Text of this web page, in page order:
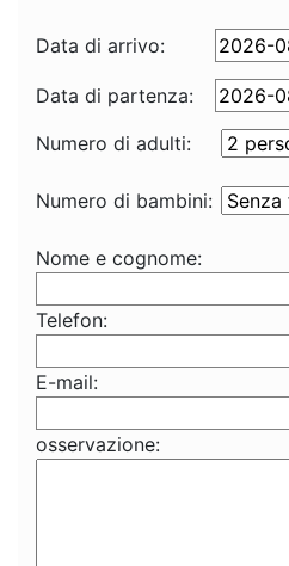
Data di arrivo:
Data di partenza:
Numero di adulti:
Numero di bambini:
Nome e cognome:
Telefon:
E-mail:
osservazione: